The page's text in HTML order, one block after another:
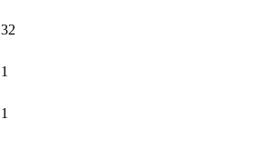
32
1
1